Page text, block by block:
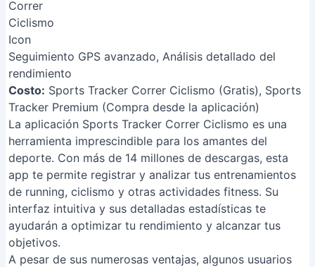
Seguimiento GPS avanzado, Análisis detallado del
rendimiento
Costo: Sports Tracker Correr Ciclismo (Gratis), Sports
Tracker Premium (Compra desde la aplicación)
La aplicación Sports Tracker Correr Ciclismo es una
herramienta imprescindible para los amantes del
deporte. Con más de 14 millones de descargas, esta
app te permite registrar y analizar tus entrenamientos
de running, ciclismo y otras actividades fitness. Su
interfaz intuitiva y sus detalladas estadísticas te
ayudarán a optimizar tu rendimiento y alcanzar tus
objetivos.
A pesar de sus numerosas ventajas, algunos usuarios